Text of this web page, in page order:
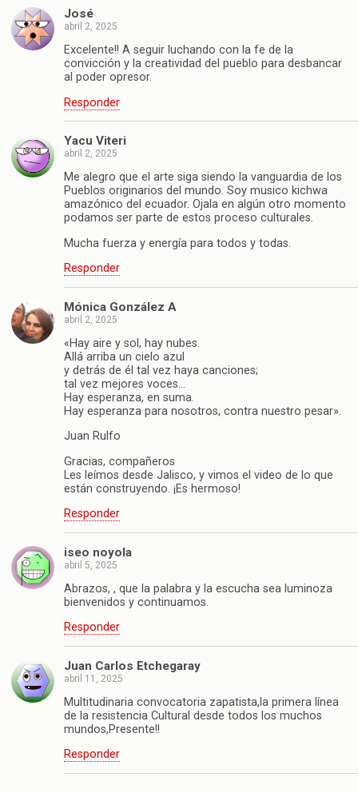
José
abril 2, 2025
Excelente!! A seguir luchando con la fe de la
convicción y la creatividad del pueblo para desbancar
al poder opresor.
Responder
Yacu Viteri
abril 2, 2025
Me alegro que el arte siga siendo la vanguardia de los
Pueblos originarios del mundo. Soy musico kichwa
amazónico del ecuador. Ojala en algún otro momento
podamos ser parte de estos proceso culturales.
Mucha fuerza y energía para todos y todas.
Responder
Mónica González A
abril 2, 2025
«Hay aire y sol, hay nubes.
Allá arriba un cielo azul
y detrás de él tal vez haya canciones;
tal vez mejores voces…
Hay esperanza, en suma.
Hay esperanza para nosotros, contra nuestro pesar».
Juan Rulfo
Gracias, compañeros
Les leímos desde Jalisco, y vimos el video de lo que
están construyendo. ¡Es hermoso!
Responder
iseo noyola
abril 5, 2025
Abrazos, , que la palabra y la escucha sea luminoza
bienvenidos y continuamos.
Responder
Juan Carlos Etchegaray
abril 11, 2025
Multitudinaria convocatoria zapatista,la primera línea
de la resistencia Cultural desde todos los muchos
mundos,Presente!!
Responder